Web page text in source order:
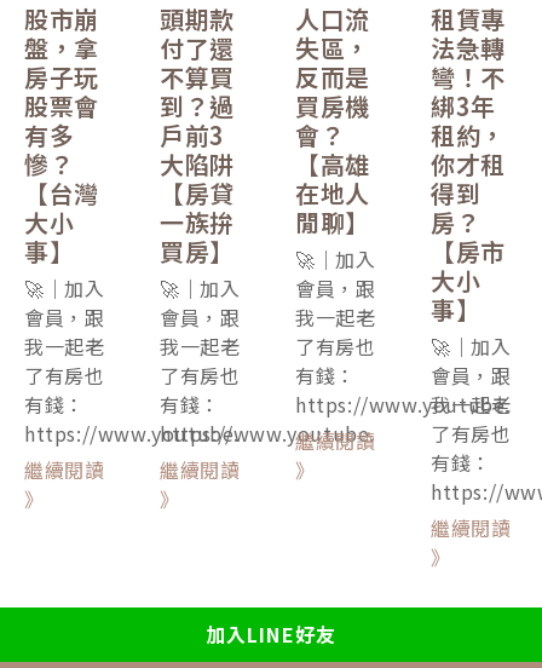
股市崩
盤，拿
房子玩
股票會
有多
慘？
【台灣
大小
事】
🚀｜加入
會員，跟
我一起老
了有房也
有錢：
https://www.youtube.
繼續閱讀
》
頭期款
付了還
不算買
到？過
戶前3
大陷阱
【房貸
一族拚
買房】
🚀｜加入
會員，跟
我一起老
了有房也
有錢：
https://www.youtube.
繼續閱讀
》
人口流
失區，
反而是
買房機
會？
【高雄
在地人
閒聊】
🚀｜加入
會員，跟
我一起老
了有房也
有錢：
https://www.youtube.
繼續閱讀
》
租賃專
法急轉
彎！不
綁3年
租約，
你才租
得到
房？
【房市
大小
事】
🚀｜加入
會員，跟
我一起老
了有房也
有錢：
https://
繼續閱讀
》
加入LINE好友